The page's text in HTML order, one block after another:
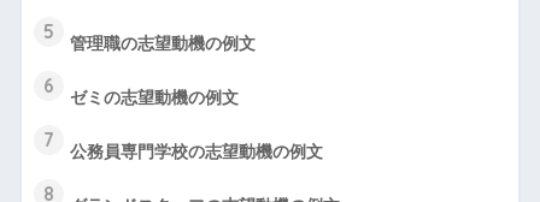
5 管理職の志望動機の例文
6 ゼミの志望動機の例文
7 公務員専門学校の志望動機の例文
8